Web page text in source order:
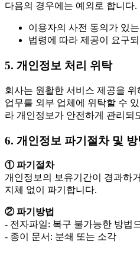
다음의 경우에는 예외로 합니다.
이용자의 사전 동의가 있
법령에 따라 제공이 요구
5. 개인정보 처리 위탁
회사는 원활한 서비스 제공을
업무를 외부 업체에 위탁할 수
라 개인정보가 안전하게 관리되
6. 개인정보 파기절차 및 방
① 파기절차
개인정보의 보유기간이 경과하
지체 없이 파기합니다.
② 파기방법
- 전자파일: 복구 불가능한 방법
- 종이 문서: 분쇄 또는 소각